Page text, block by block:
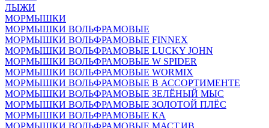
ЛЫЖИ
МОРМЫШКИ
МОРМЫШКИ ВОЛЬФРАМОВЫЕ
МОРМЫШКИ ВОЛЬФРАМОВЫЕ FINNEX
МОРМЫШКИ ВОЛЬФРАМОВЫЕ LUCKY JOHN
МОРМЫШКИ ВОЛЬФРАМОВЫЕ W SPIDER
МОРМЫШКИ ВОЛЬФРАМОВЫЕ WORMIX
МОРМЫШКИ ВОЛЬФРАМОВЫЕ В АССОРТИМЕНТЕ
МОРМЫШКИ ВОЛЬФРАМОВЫЕ ЗЕЛЁНЫЙ МЫС
МОРМЫШКИ ВОЛЬФРАМОВЫЕ ЗОЛОТОЙ ПЛЁС
МОРМЫШКИ ВОЛЬФРАМОВЫЕ КА
МОРМЫШКИ ВОЛЬФРАМОВЫЕ МАСТ.ИВ